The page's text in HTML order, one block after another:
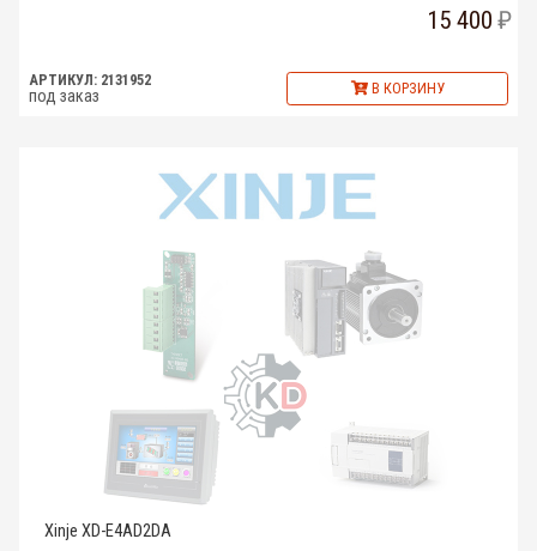
15 400
АРТИКУЛ: 2131952
под заказ В КОРЗИНУ
Xinje XD-E4AD2DA